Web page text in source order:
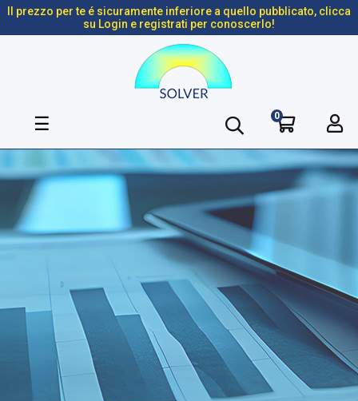
Il prezzo per te é sicuramente inferiore a quello pubblicato, clicca
su Login e registrati per conoscerlo!
navigazione
☰ 0